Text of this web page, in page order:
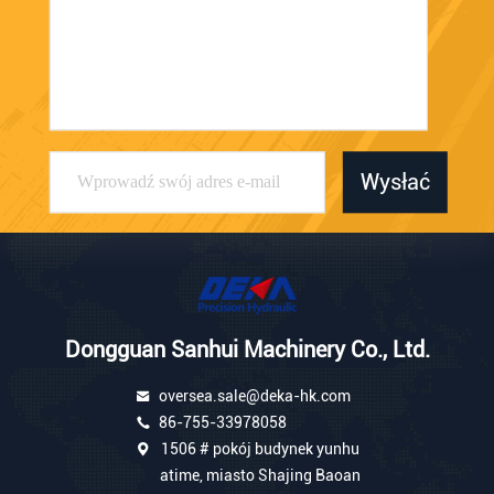
Wysłać
Dongguan Sanhui Machinery Co., Ltd.
oversea.sale@deka-hk.com
86-755-33978058
1506 # pokój budynek yunhu
atime, miasto Shajing Baoan